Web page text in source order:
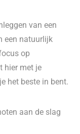
van een
een natuurlijk
op
hier met je
het beste in bent.
aan de slag